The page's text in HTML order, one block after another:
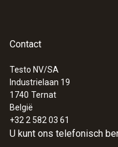
Contact
Testo NV/SA
Industrielaan 19
1740 Ternat
België
+32 2 582 03 61
U kunt ons telefonisch